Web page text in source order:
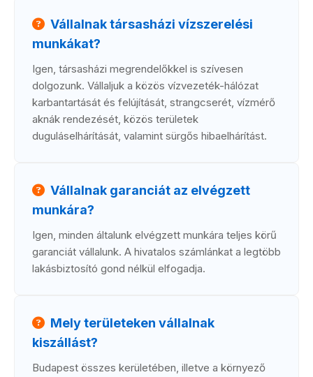
Vállalnak társasházi vízszerelési
munkákat?
Igen, társasházi megrendelőkkel is szívesen
dolgozunk. Vállaljuk a közös vízvezeték-hálózat
karbantartását és felújítását, strangcserét, vízmérő
aknák rendezését, közös területek
duguláselhárítását, valamint sürgős hibaelhárítást.
Vállalnak garanciát az elvégzett
munkára?
Igen, minden általunk elvégzett munkára teljes körű
garanciát vállalunk. A hivatalos számlánkat a legtöbb
lakásbiztosító gond nélkül elfogadja.
Mely területeken vállalnak
kiszállást?
Budapest összes kerületében, illetve a környező